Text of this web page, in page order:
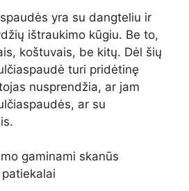
yra su dangteliu ir
ištraukimo kūgiu. Be to,
koštuvais, be kitų. Dėl šių
turi pridėtinę
nusprendžia, ar jam
ar su
gaminami skanūs